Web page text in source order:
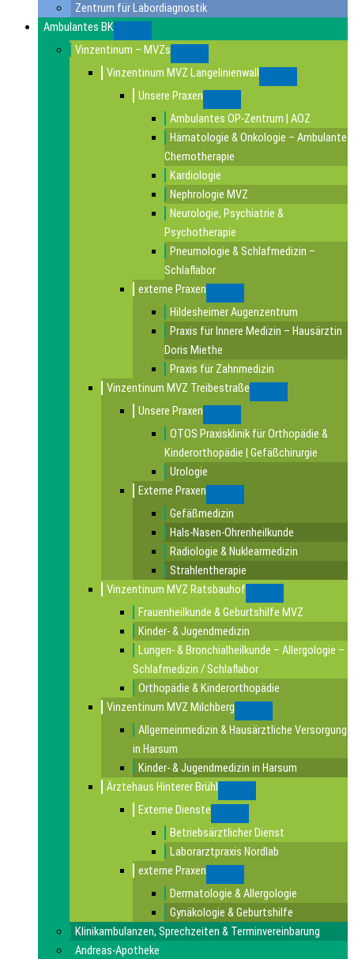
Zentrum für Labordiagnostik
Ambulantes BK
Vinzentinum – MVZs
Vinzentinum MVZ Langelinienwall
Unsere Praxen
Ambulantes OP-Zentrum | AOZ
Hämatologie & Onkologie – Ambulante
Chemotherapie
Kardiologie
Nephrologie MVZ
Neurologie, Psychiatrie &
Psychotherapie
Pneumologie & Schlafmedizin –
Schlaflabor
externe Praxen
Hildesheimer Augenzentrum
Praxis für Innere Medizin – Hausärztin
Doris Miethe
Praxis für Zahnmedizin
Vinzentinum MVZ Treibestraße
Unsere Praxen
OTOS Praxisklinik für Orthopädie &
Kinderorthopädie | Gefäßchirurgie
Urologie
Externe Praxen
Gefäßmedizin
Hals-Nasen-Ohrenheilkunde
Radiologie & Nuklearmedizin
Strahlentherapie
Vinzentinum MVZ Ratsbauhof
Frauenheilkunde & Geburtshilfe MVZ
Kinder- & Jugendmedizin
Lungen- & Bronchialheilkunde – Allergologie –
Schlafmedizin / Schlaflabor
Orthopädie & Kinderorthopädie
Vinzentinum MVZ Milchberg
Allgemeinmedizin & Hausärztliche Versorgung
in Harsum
Kinder- & Jugendmedizin in Harsum
Ärztehaus Hinterer Brühl
Externe Dienste
Betriebsärztlicher Dienst
Laborarztpraxis Nordlab
externe Praxen
Dermatologie & Allergologie
Gynäkologie & Geburtshilfe
Klinikambulanzen, Sprechzeiten & Terminvereinbarung
Andreas-Apotheke